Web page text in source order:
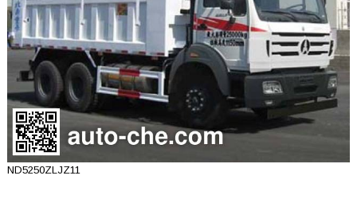
ND5250ZLJZ11